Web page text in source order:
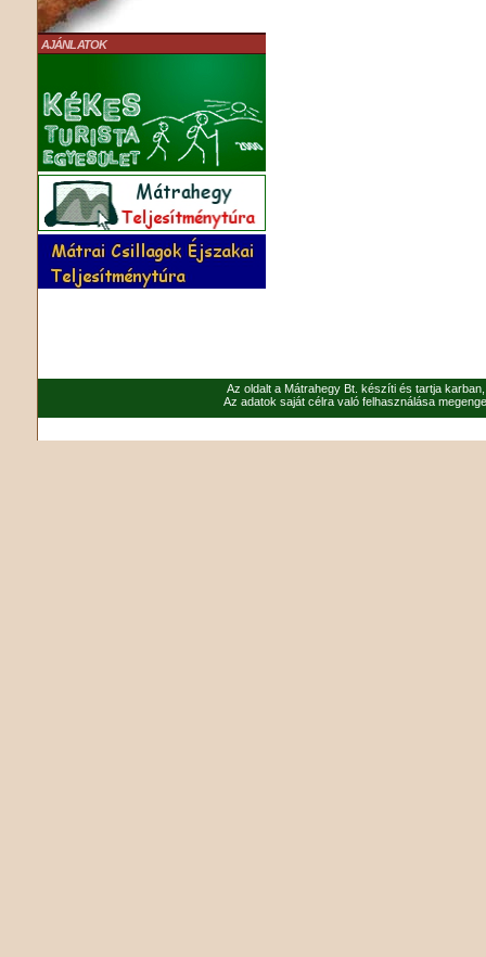
AJÁNLATOK
Az oldalt a Mátrahegy Bt. készíti és tartja
Az adatok saját célra való felhasználása